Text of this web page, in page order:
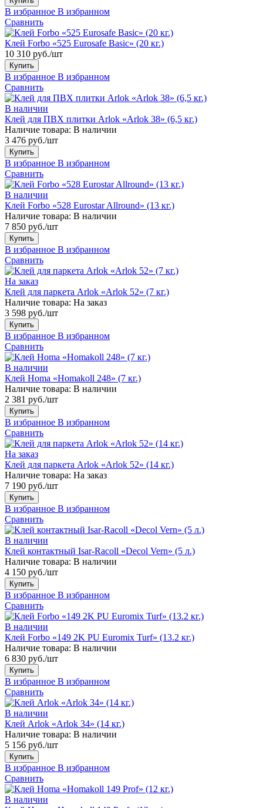
В избранное В избранном
Сравнить
Клей Forbo «525 Eurosafe Basic» (20 кг.)
10 310 руб./шт
Купить
В избранное В избранном
Сравнить
В наличии
Клей для ПВХ плитки Arlok «Arlok 38» (6,5 кг.)
Наличие товара: В наличии
3 476 руб./шт
Купить
В избранное В избранном
Сравнить
В наличии
Клей Forbo «528 Eurostar Allround» (13 кг.)
Наличие товара: В наличии
7 850 руб./шт
Купить
В избранное В избранном
Сравнить
На заказ
Клей для паркета Arlok «Arlok 52» (7 кг.)
Наличие товара: На заказ
3 598 руб./шт
Купить
В избранное В избранном
Сравнить
В наличии
Клей Homa «Homakoll 248» (7 кг.)
Наличие товара: В наличии
2 381 руб./шт
Купить
В избранное В избранном
Сравнить
На заказ
Клей для паркета Arlok «Arlok 52» (14 кг.)
Наличие товара: На заказ
7 190 руб./шт
Купить
В избранное В избранном
Сравнить
В наличии
Клей контактный Isar-Racoll «Decol Vern» (5 л.)
Наличие товара: В наличии
4 150 руб./шт
Купить
В избранное В избранном
Сравнить
В наличии
Клей Forbo «149 2K PU Euromix Turf» (13.2 кг.)
Наличие товара: В наличии
6 830 руб./шт
Купить
В избранное В избранном
Сравнить
В наличии
Клей Arlok «Arlok 34» (14 кг.)
Наличие товара: В наличии
5 156 руб./шт
Купить
В избранное В избранном
Сравнить
В наличии